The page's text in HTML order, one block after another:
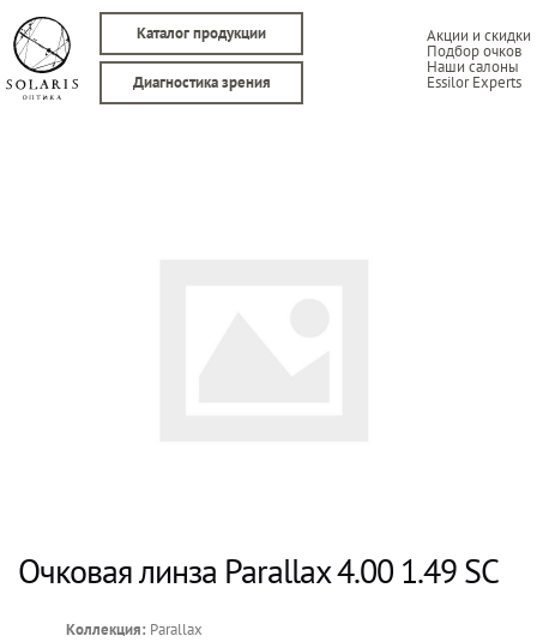
Каталог продукции Акции и скидки
Подбор очков
Наши салоны
Essilor Experts
Диагностика зрения
Очковая линза Parallax 4.00 1.49 SC
Коллекция: Parallax